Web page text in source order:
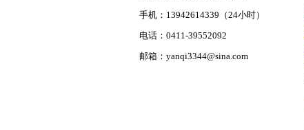
手机：13942614339（24小时）
电话：0411-39552092
邮箱： yanqi3344@sina.com